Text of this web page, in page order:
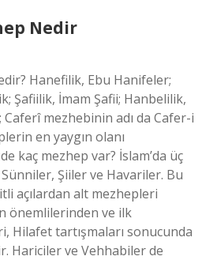
Nedir
Hanefilik, Ebu Hanifeler;
Şafiilik, İmam Şafii; Hanbelilik,
mezhebinin adı da Cafer-i
en yaygın olanı
kaç mezhep var? İslam’da üç
Şiiler ve Havariler. Bu
açılardan alt mezhepleri
önemlilerinden ve ilk
Hilafet tartışmaları sonucunda
Hariciler ve Vehhabiler de